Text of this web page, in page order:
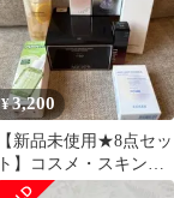
¥3,200
【新品未使用★8点セッ
ト】コスメ・スキンケ
まとめ売り